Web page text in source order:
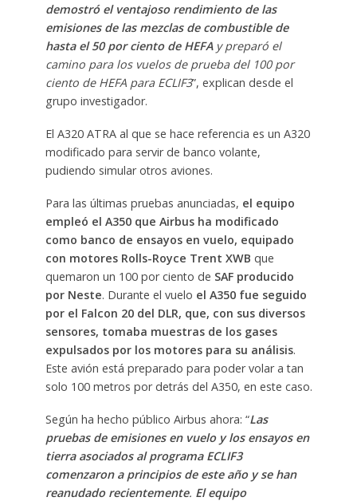
demostró el ventajoso rendimiento de las
emisiones de las mezclas de combustible de
hasta el 50 por ciento de HEFAy preparó el
camino para los vuelos de prueba del 100 por
ciento de HEFA para ECLIF3”, explican desde el
grupo investigador.
El A320 ATRA al que se hace referencia es un A320
modificado para servir de banco volante,
pudiendo simular otros aviones.
Para las últimas pruebas anunciadas, el equipo
empleó el A350 que Airbus ha modificado
como banco de ensayos en vuelo, equipado
con motores Rolls-Royce Trent XWB que
quemaron un 100 por ciento de SAF producido
por Neste. Durante el vuelo el A350 fue seguido
por el Falcon 20 del DLR, que, con sus diversos
sensores, tomaba muestras de los gases
expulsados por los motores para su análisis.
Este avión está preparado para poder volar a tan
solo 100 metros por detrás del A350, en este caso.
Según ha hecho público Airbus ahora: “Las
pruebas de emisiones en vuelo y los ensayos en
tierra asociados al programa ECLIF3
comenzaron a principios de este año y se han
reanudado recientemente. El equipo